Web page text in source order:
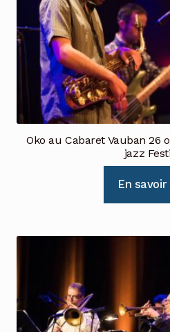
Oko au Cabaret Vauban 26
jazz
En savoir